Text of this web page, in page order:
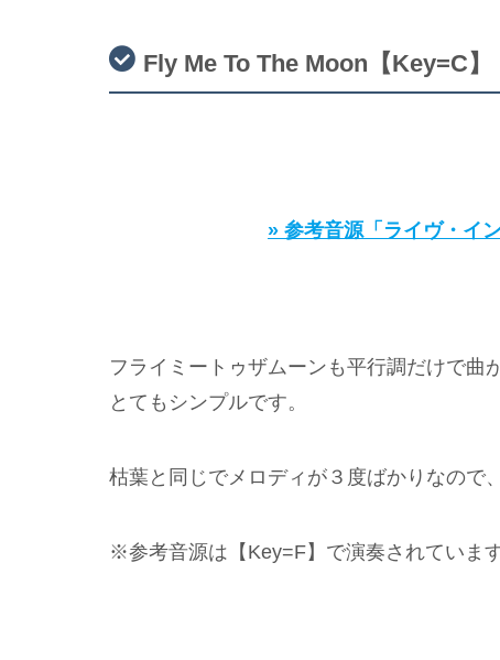
Fly Me To The Moon【Key=C】
» 参考音源「ライヴ・イ
フライミートゥザムーンも平行調だけで曲
とてもシンプルです。
枯葉と同じでメロディが３度ばかりなので
※参考音源は【Key=F】で演奏されています